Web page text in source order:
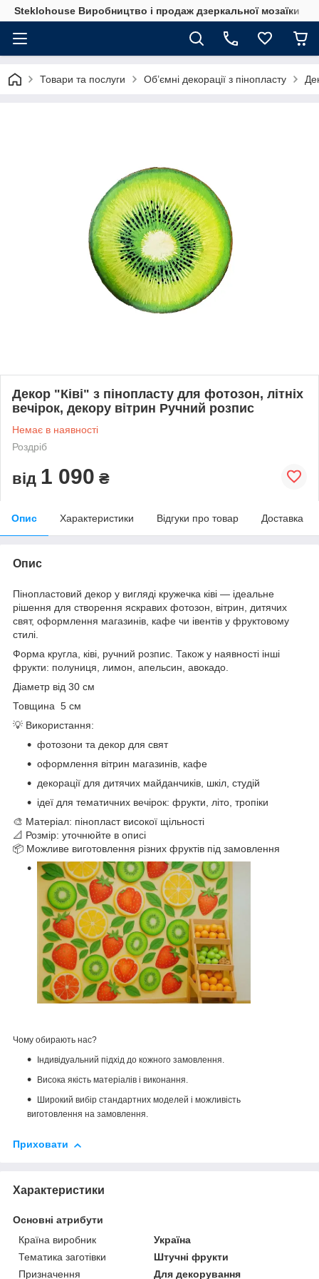
Steklohouse Виробництво і продаж дзеркальної мозаїки
Товари та послуги Об’ємні декорації з пінопласту
Декор "Ківі" з пінопласту для фотозон, літніх
вечірок, декору вітрин Ручний розпис
Немає в наявності
Роздріб
від 1 090 ₴
Опис Характеристики Відгуки про товар Доставка
Опис
Пінопластовий декор у вигляді кружечка ківі — ідеальне
рішення для створення яскравих фотозон, вітрин, дитячих
свят, оформлення магазинів, кафе чи івентів у фруктовому
стилі.
Форма кругла, ківі, ручний розпис. Також у наявності інші
фрукти: полуниця, лимон, апельсин, авокадо.
Діаметр від 30 см
Товщина 5 см
💡 Використання:
фотозони та декор для свят
оформлення вітрин магазинів, кафе
декорації для дитячих майданчиків, шкіл, студій
ідеї для тематичних вечірок: фрукти, літо, тропіки
🎨 Матеріал: пінопласт високої щільності
📐 Розмір: уточнюйте в описі
📦 Можливе виготовлення різних фруктів під замовлення
Чому обирають нас?
Індивідуальний підхід до кожного замовлення.
Висока якість матеріалів і виконання.
Широкий вибір стандартних моделей і можливість
виготовлення на замовлення.
Приховати
Характеристики
Основні атрибути
Країна виробник
Україна
Тематика заготівки
Штучні фрукти
Призначення
Для декорування